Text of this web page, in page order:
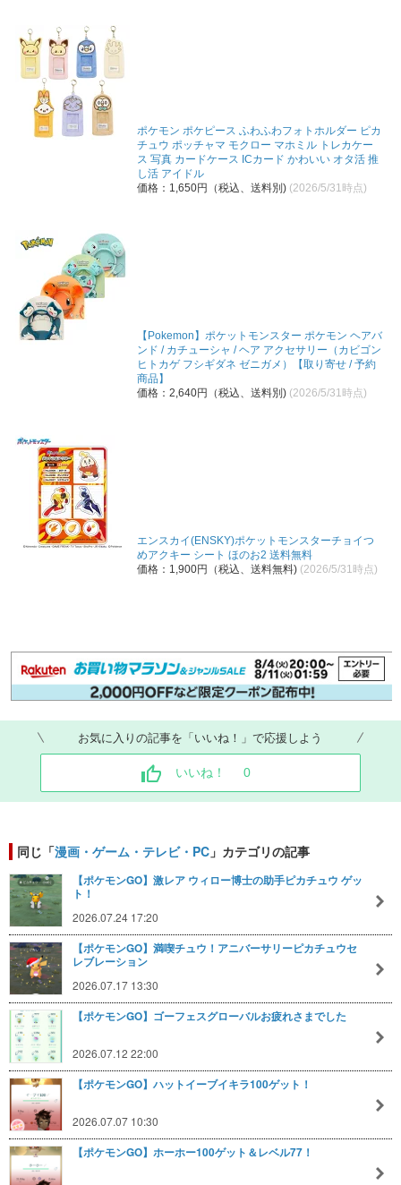
ポケモン ポケピース ふわふわフォトホルダー ピカ
チュウ ポッチャマ モクロー マホミル トレカケー
ス 写真 カードケース ICカード かわいい オタ活 推
し活 アイドル
価格：1,650円（税込、送料別) (2026/5/31時点)
【Pokemon】ポケットモンスター ポケモン ヘアバ
ンド / カチューシャ / ヘア アクセサリー（カビゴン
ヒトカゲ フシギダネ ゼニガメ）【取り寄せ / 予約
商品】
価格：2,640円（税込、送料別) (2026/5/31時点)
エンスカイ(ENSKY)ポケットモンスターチョイつ
めアクキー シート ほのお2 送料無料
価格：1,900円（税込、送料無料) (2026/5/31時点)
お気に入りの記事を「いいね！」で応援しよう
いいね！ 0
同じ「漫画・ゲーム・テレビ・PC 」カテゴリの記事
【ポケモンGO】激レア ウィロー博士の助手ピカチュウ ゲッ
ト！
2026.07.24 17:20
【ポケモンGO】満喫チュウ！アニバーサリーピカチュウセ
レブレーション
2026.07.17 13:30
【ポケモンGO】ゴーフェスグローバルお疲れさまでした
2026.07.12 22:00
【ポケモンGO】ハットイーブイキラ100ゲット！
2026.07.07 10:30
【ポケモンGO】ホーホー100ゲット＆レベル77！